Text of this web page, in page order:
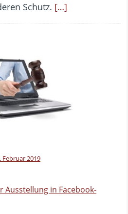
Schutz. […]
Februar 2019
Ausstellung in Facebook-